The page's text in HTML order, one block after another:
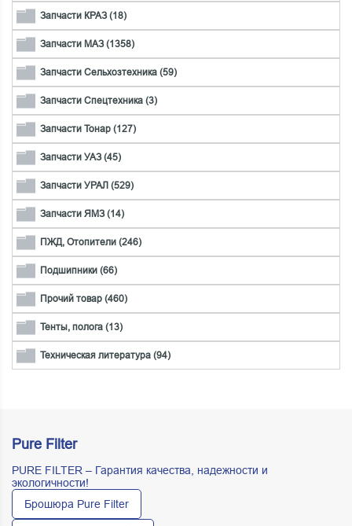
Запчасти КРАЗ (18)
Запчасти МАЗ (1358)
Запчасти Сельхозтехника (59)
Запчасти Спецтехника (3)
Запчасти Тонар (127)
Запчасти УАЗ (45)
Запчасти УРАЛ (529)
Запчасти ЯМЗ (14)
ПЖД, Отопители (246)
Подшипники (66)
Прочий товар (460)
Тенты, полога (13)
Техническая литература (94)
Pure Filter
PURE FILTER – Гарантия качества, надeжности и
экологичности!
Брошюра Pure Filter